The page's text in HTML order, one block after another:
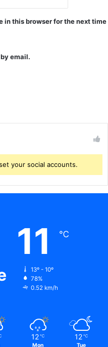
न
in this browser for the next time
email.
your social accounts.
11 ℃
13º - 10º
78%
0.52 km/h
12 ℃
Mon
12 ℃
Tue